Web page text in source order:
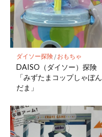
ダイソー探険/ おもちゃ
DAISO（ダイソー）探険
「みずたまコップしゃぼん
だま」